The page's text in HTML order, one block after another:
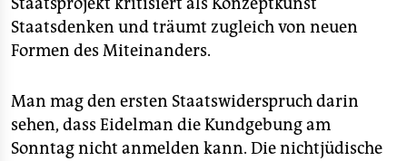
Staatsdenken und träumt zugleich von neuen
Formen des Miteinanders.
Man mag den ersten Staatswiderspruch darin
sehen, dass Eidelman die Kundgebung am
Sonntag nicht anmelden kann. Die nichtjüdische